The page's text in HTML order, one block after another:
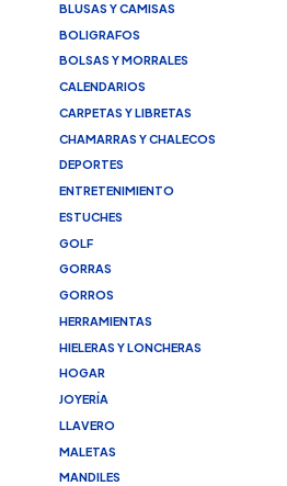
BLUSAS Y CAMISAS
BOLIGRAFOS
BOLSAS Y MORRALES
CALENDARIOS
CARPETAS Y LIBRETAS
CHAMARRAS Y CHALECOS
DEPORTES
ENTRETENIMIENTO
ESTUCHES
GOLF
GORRAS
GORROS
HERRAMIENTAS
HIELERAS Y LONCHERAS
HOGAR
JOYERÍA
LLAVERO
MALETAS
MANDILES